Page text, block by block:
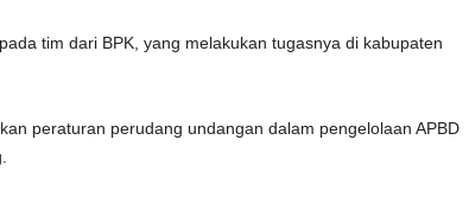
tim dari BPK, yang melakukan tugasnya di kabupaten
peraturan perudang undangan dalam pengelolaan APBD